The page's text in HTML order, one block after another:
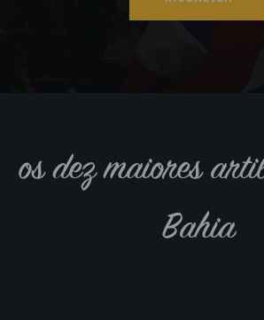
os dez maiores
Bahia